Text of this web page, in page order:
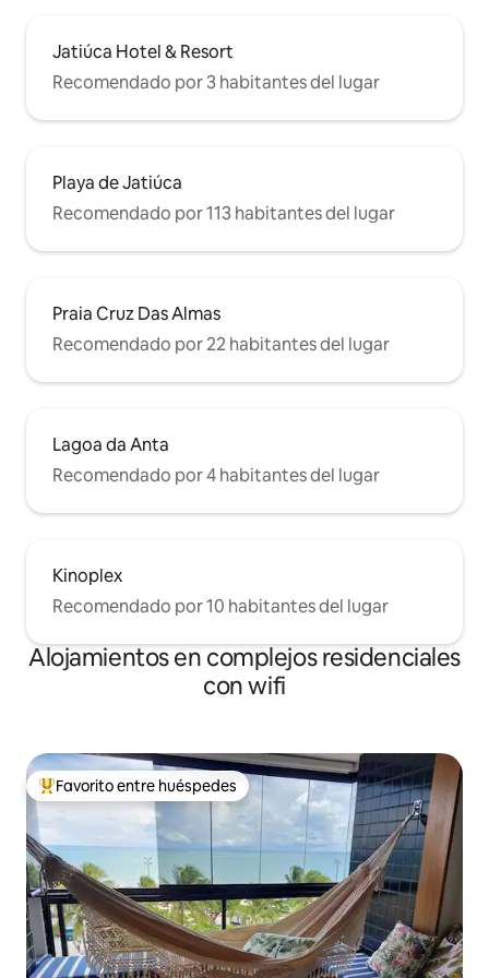
Jatiúca Hotel & Resort
Recomendado por 3 habitantes del lugar
Playa de Jatiúca
Recomendado por 113 habitantes del lugar
Praia Cruz Das Almas
Recomendado por 22 habitantes del lugar
Lagoa da Anta
Recomendado por 4 habitantes del lugar
Kinoplex
Recomendado por 10 habitantes del lugar
Alojamientos en complejos residenciales
con wifi
Favorito entre los huéspedes más destacados
Favorito entre huéspedes